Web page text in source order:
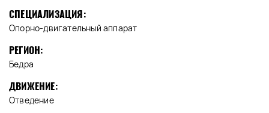
СПЕЦИАЛИЗАЦИЯ:
Опорно-двигательный аппарат
РЕГИОН:
Бедра
ДВИЖЕНИЕ:
Отведение